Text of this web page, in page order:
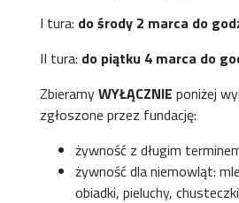
I tura: do środy 2 marca do
II tura: do piątku 4 marca do
ZbieramyWYŁĄCZNIE poniżej
zgłoszone przez fundację:
żywność z długim
żywność dla niemowląt:
obiadki, pieluchy,